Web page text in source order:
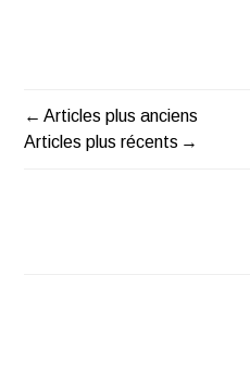
Navigation
Articles plus anciens
Articles plus récents